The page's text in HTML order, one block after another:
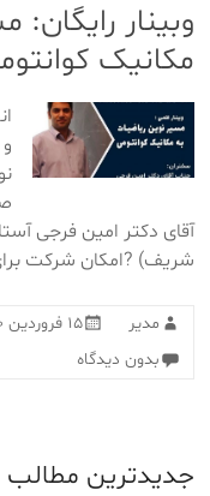
وبینار
مکانیک
آقای دکتر امین فرجی
شریف) ?امکان شرکت
مدیر ۱۵ فروردین ۱۴۰۰
بدون دیدگاه
جدیدترین مطالب